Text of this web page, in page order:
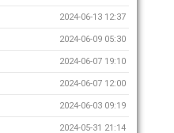
2024-06-13 12:37
2024-06-09 05:30
2024-06-07 19:10
2024-06-07 12:00
2024-06-03 09:19
2024-05-31 21:14